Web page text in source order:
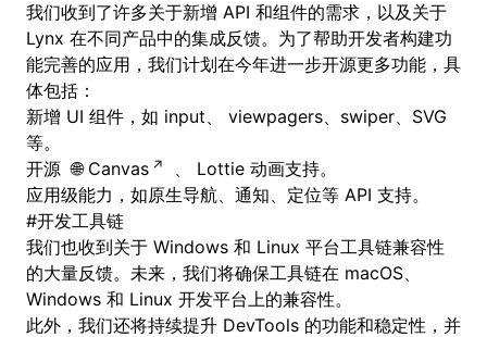
我们收到了许多关于新增 API 和组件的需求，以及关于
Lynx 在不同产品中的集成反馈。为了帮助开发者构建功
能完善的应用，我们计划在今年进一步开源更多功能，具
体包括：
新增 UI 组件，如 input、 viewpagers、swiper、SVG
等。
开源
Canvas 、 Lottie 动画支持。
应用级能力，如原生导航、通知、定位等 API 支持。
#开发工具链
我们也收到关于 Windows 和 Linux 平台工具链兼容性
的大量反馈。未来，我们将确保工具链在 macOS、
Windows 和 Linux 开发平台上的兼容性。
此外，我们还将持续提升 DevTools 的功能和稳定性，并